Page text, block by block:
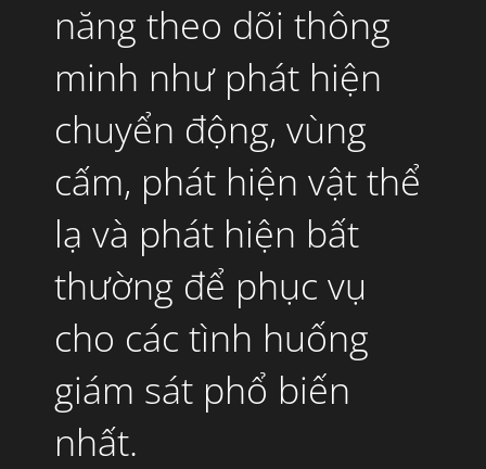
năng theo dõi thông
minh như phát hiện
chuyển động, vùng
cấm, phát hiện vật thể
lạ và phát hiện bất
thường để phục vụ
cho các tình huống
giám sát phổ biến
nhất.